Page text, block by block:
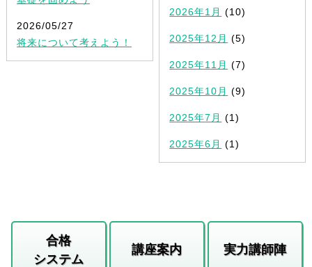
2026/05/27
将来について考えよう！
2026年1月 (10)
2025年12月 (5)
2025年11月 (7)
2025年10月 (9)
2025年7月 (1)
2025年6月 (1)
合格
システム
講座案内 実力講師陣